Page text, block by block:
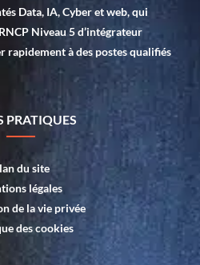
Data, IA, Cyber et web, qui
Niveau 5 d’intégrateur
rapidement à des postes qualifiés
PRATIQUES
du site
légales
de la vie privée
des cookies